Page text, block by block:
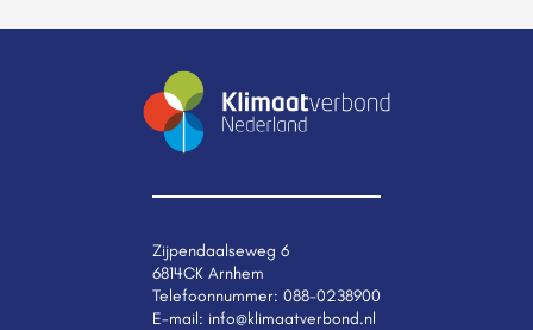
Zijpendaalseweg 6
6814CK Arnhem
Telefoonnummer: 088-0238900
E-mail: info@klimaatverbond.nl